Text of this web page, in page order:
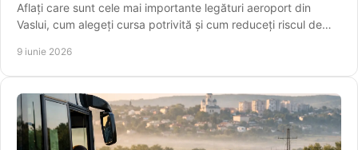
Aflați care sunt cele mai importante legături aeroport din
Vaslui, cum alegeți cursa potrivită și cum reduceți riscul de
9 iunie 2026